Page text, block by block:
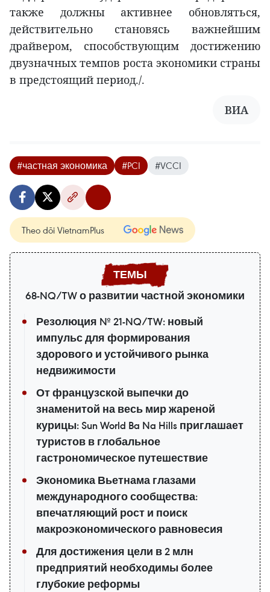
также должны активнее обновляться,
действительно становясь важнейшим
драйвером, способствующим достижению
двузначных темпов роста экономики страны
в предстоящий период./.
ВИА
#частная экономика #PCI #VCCI
Theo dõi VietnamPlus
68-NQ/TW о развитии частной экономики
Резолюция № 21-NQ/TW: новый
импульс для формирования
здорового и устойчивого рынка
недвижимости
От французской выпечки до
знаменитой на весь мир жареной
курицы: Sun World Ba Na Hills приглашает
туристов в глобальное
гастрономическое путешествие
Экономика Вьетнама глазами
международного сообщества:
впечатляющий рост и поиск
макроэкономического равновесия
Для достижения цели в 2 млн
предприятий необходимы более
глубокие реформы